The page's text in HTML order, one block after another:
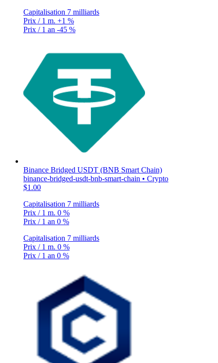
Capitalisation 7 milliards
Prix / 1 m. +1 %
Prix / 1 an -45 %
Binance Bridged USDT (BNB Smart Chain)
binance-bridged-usdt-bnb-smart-chain • Crypto
$1.00
Capitalisation 7 milliards
Prix / 1 m. 0 %
Prix / 1 an 0 %
Capitalisation 7 milliards
Prix / 1 m. 0 %
Prix / 1 an 0 %